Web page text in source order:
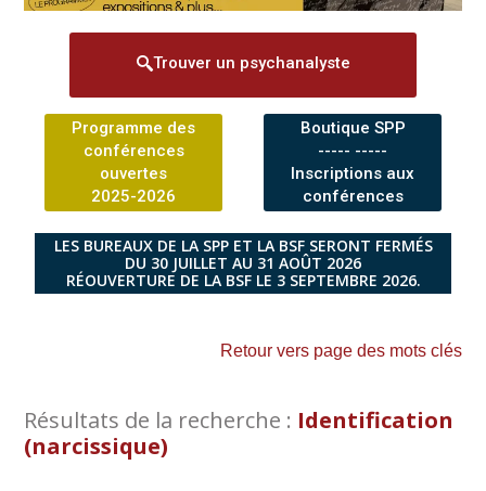
Trouver un psychanalyste
Programme des
conférences
ouvertes
2025-2026
Boutique SPP
----- -----
Inscriptions aux
conférences
LES BUREAUX DE LA SPP ET LA BSF SERONT FERMÉS
DU 30 JUILLET AU 31 AOÛT 2026
RÉOUVERTURE DE LA BSF LE 3 SEPTEMBRE 2026.
Retour vers page des mots clés
Résultats de la recherche : Identification
(narcissique)